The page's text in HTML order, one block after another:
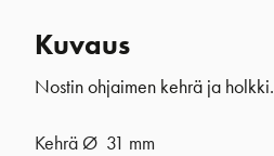
Kuvaus
Nostin ohjaimen kehrä ja holkki.
Kehrä Ø 31 mm